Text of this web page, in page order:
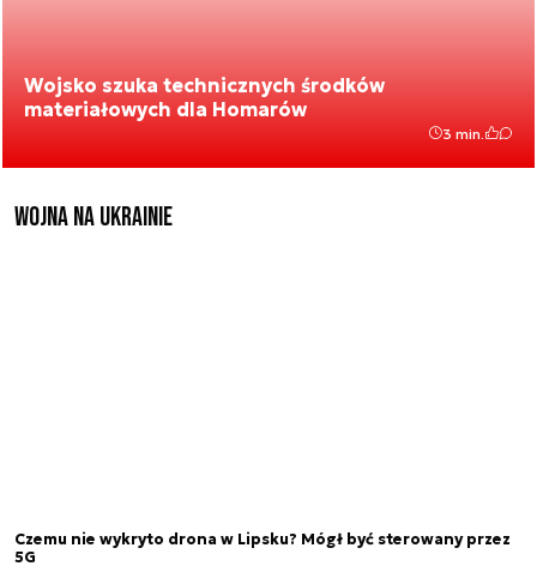
Wojsko szuka technicznych środków
materiałowych dla Homarów
3 min.
Wojna na Ukrainie
Czemu nie wykryto drona w Lipsku? Mógł być sterowany przez
5G